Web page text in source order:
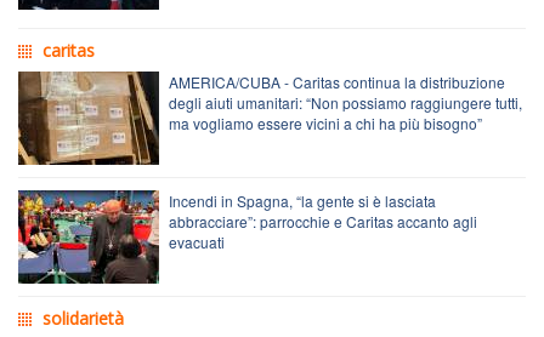
caritas
AMERICA/CUBA - Caritas continua la distribuzione
degli aiuti umanitari: “Non possiamo raggiungere tutti,
ma vogliamo essere vicini a chi ha più bisogno”
Incendi in Spagna, “la gente si è lasciata
abbracciare”: parrocchie e Caritas accanto agli
evacuati
solidarietà